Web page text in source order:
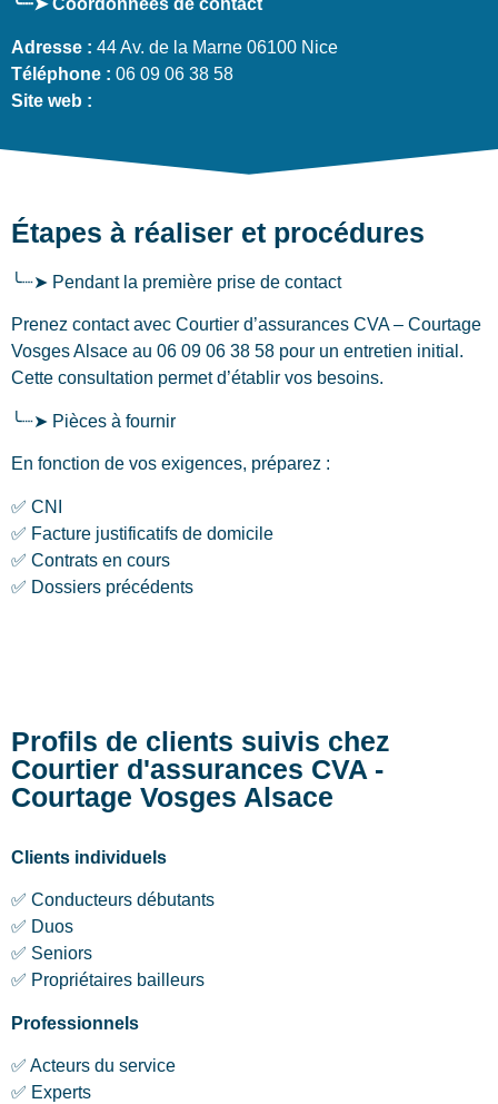
╰┈➤ Coordonnées de contact
Adresse : 44 Av. de la Marne 06100 Nice
Téléphone : 06 09 06 38 58
Site web :
Étapes à réaliser et procédures
╰┈➤ Pendant la première prise de contact
Prenez contact avec Courtier d’assurances CVA – Courtage
Vosges Alsace au 06 09 06 38 58 pour un entretien initial.
Cette consultation permet d’établir vos besoins.
╰┈➤ Pièces à fournir
En fonction de vos exigences, préparez :
✅ CNI
✅ Facture justificatifs de domicile
✅ Contrats en cours
✅ Dossiers précédents
Profils de clients suivis chez
Courtier d'assurances CVA -
Courtage Vosges Alsace
Clients individuels
✅ Conducteurs débutants
✅ Duos
✅ Seniors
✅ Propriétaires bailleurs
Professionnels
✅ Acteurs du service
✅ Experts